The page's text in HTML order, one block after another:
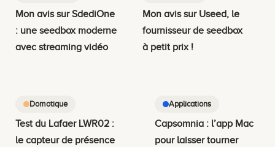
Mon avis sur SdediOne
: une seedbox moderne
avec streaming vidéo
Mon avis sur Useed, le
fournisseur de seedbox
à petit prix !
Domotique
Test du Lafaer LWR02 :
le capteur de présence
Applications
Capsomnia : l’app Mac
pour laisser tourner